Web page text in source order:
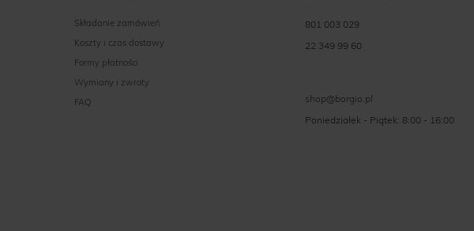
Składanie zamówień
Koszty i czas dostawy
Formy płatności
Wymiany i zwroty
FAQ
801 003 029
22 349 99 60
shop@borgio.pl
Poniedziałek - Piątek: 8:00 - 16:00